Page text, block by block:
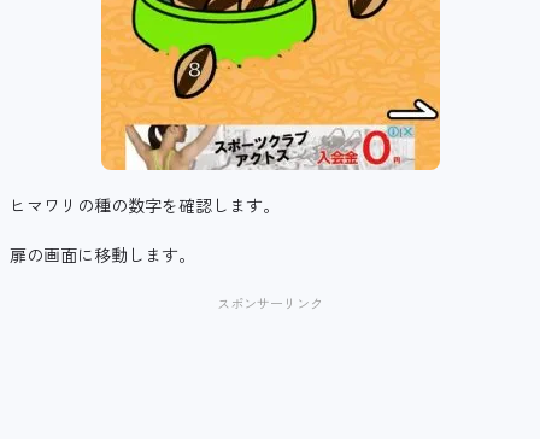
ヒマワリの種の数字を確認します。
扉の画面に移動します。
スポンサーリンク